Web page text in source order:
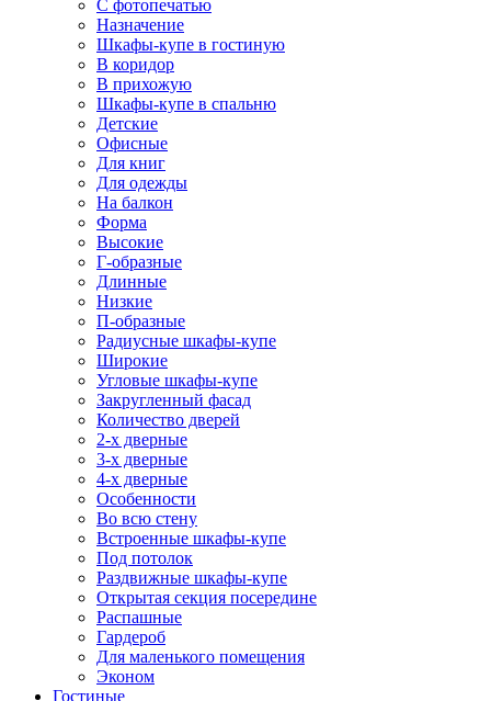
С фотопечатью
Назначение
Шкафы-купе в гостиную
В коридор
В прихожую
Шкафы-купе в спальню
Детские
Офисные
Для книг
Для одежды
На балкон
Форма
Высокие
Г-образные
Длинные
Низкие
П-образные
Радиусные шкафы-купе
Широкие
Угловые шкафы-купе
Закругленный фасад
Количество дверей
2-х дверные
3-х дверные
4-х дверные
Особенности
Во всю стену
Встроенные шкафы-купе
Под потолок
Раздвижные шкафы-купе
Открытая секция посередине
Распашные
Гардероб
Для маленького помещения
Эконом
Гостиные